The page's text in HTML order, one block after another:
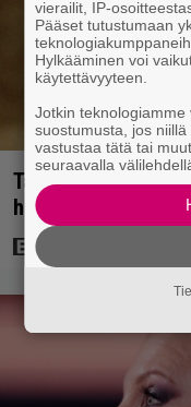
Tänän tv:ssä: Esko
hienot pääroolit
vierailit, IP-
Pääset tutustumaan
Hylkääminen voi
käytettävyyteen.
Jotkin
suostumusta, jos
vastustaa tätä tai
seuraavalla